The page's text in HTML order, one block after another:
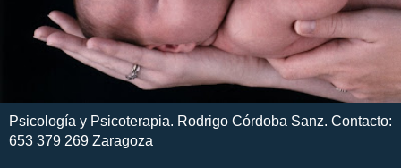
Psicología y Psicoterapia. Rodrigo Córdoba Sanz. Contacto:
653 379 269 Zaragoza